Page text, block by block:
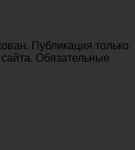
Публикация только
Обязательные